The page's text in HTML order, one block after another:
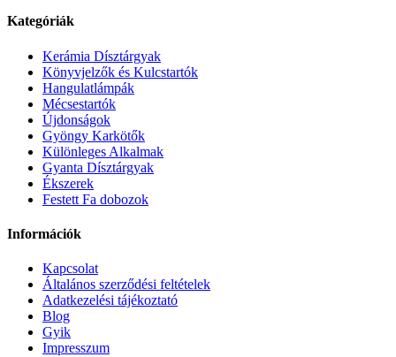
Kategóriák
Kerámia Dísztárgyak
Könyvjelzők és Kulcstartók
Hangulatlámpák
Mécsestartók
Újdonságok
Gyöngy Karkötők
Különleges Alkalmak
Gyanta Dísztárgyak
Ékszerek
Festett Fa dobozok
Információk
Kapcsolat
Általános szerződési feltételek
Adatkezelési tájékoztató
Blog
Gyik
Impresszum